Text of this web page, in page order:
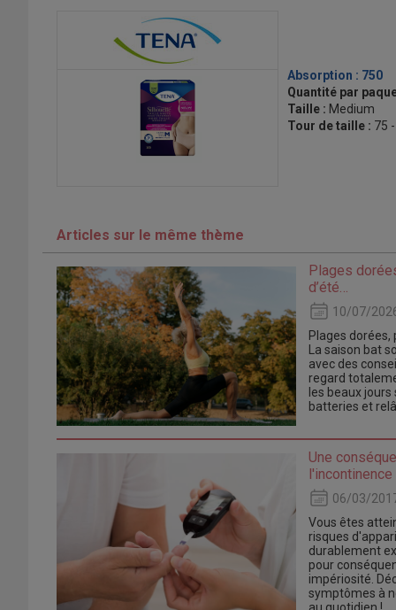
Absorption : 750
Quantité par
Taille : Medium
Tour de taille : 75
Articles sur le même thème
Plages
d’été…
10/07/
Plages dorées,
La saison bat
avec des
regard
les beaux
batteries et
Une
l'incontinence
06/03/
Vous êtes
risques
durablement
pour
impériosité.
symptômes à